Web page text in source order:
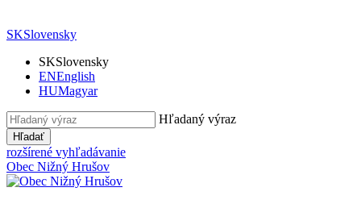
SKSlovensky
SKSlovensky
ENEnglish
HUMagyar
Hľadaný výraz
Hľadať
rozšírené vyhľadávanie
Obec Nižný Hrušov